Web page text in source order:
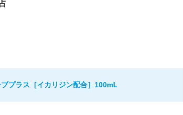
プラス［イカリジン配合］100mL